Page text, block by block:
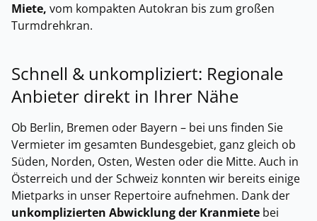
Miete, vom kompakten Autokran bis zum großen
Turmdrehkran.
Schnell & unkompliziert: Regionale
Anbieter direkt in Ihrer Nähe
Ob Berlin, Bremen oder Bayern – bei uns finden Sie
Vermieter im gesamten Bundesgebiet, ganz gleich ob
Süden, Norden, Osten, Westen oder die Mitte. Auch in
Österreich und der Schweiz konnten wir bereits einige
Mietparks in unser Repertoire aufnehmen. Dank der
unkomplizierten Abwicklung der Kranmiete bei